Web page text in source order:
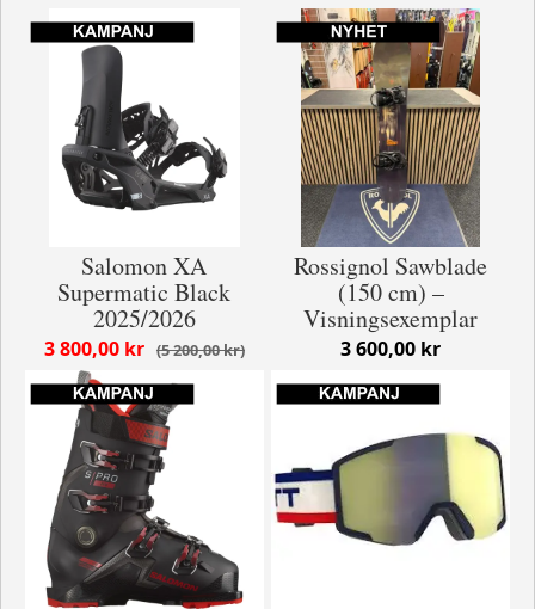
Salomon XA
Supermatic Black
2025/2026
5 200,00 kr
3 800,00 kr
Rossignol Sawblade
(150 cm) –
Visningsexemplar
3 600,00 kr